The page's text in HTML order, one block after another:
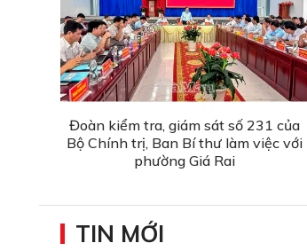
Đoàn kiểm tra, giám sát số 231 của
Bộ Chính trị, Ban Bí thư làm việc với
phường Giá Rai
TIN MỚI